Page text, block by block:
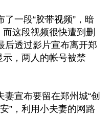
一段“胶带视频”，暗
这段视频很快遭到删
后透过影片宣布离开郑
，两人的帐号被禁
宣布要留在郑州城“创
”，利用小夫妻的网路